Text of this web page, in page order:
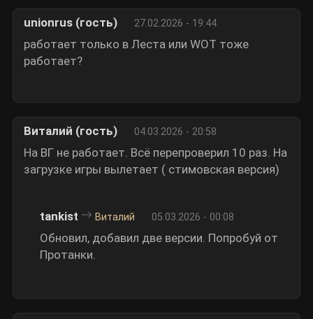
unionrus (гость) 27.02.2026 - 19:44
работает только в Леста или WOT тоже
работает?
Виталий (гость) 04.03.2026 - 20:58
На ВГ не работает. Всё перепроверил 10 раз. На
загрузке игры вылетает ( стимовская версия)
tankist Виталий 05.03.2026 - 00:08
Обновил, добавил две версии. Попробуй от
Протанки.